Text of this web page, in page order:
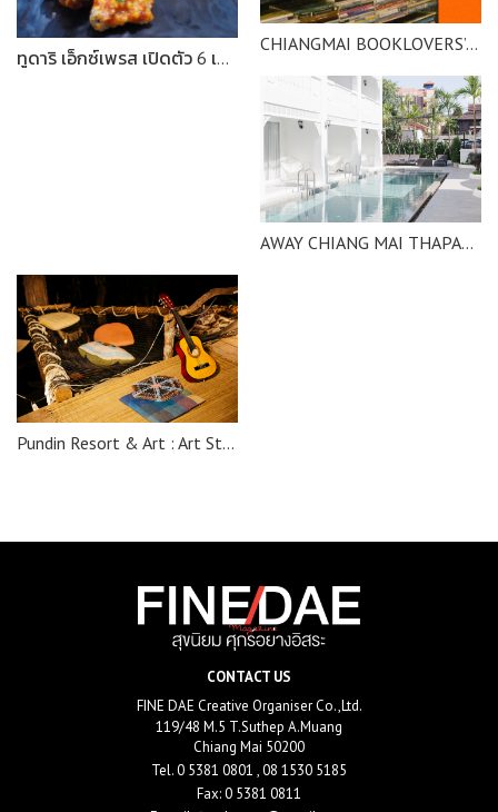
ทูดาริ เอ็กซ์เพรส เปิดตัว 6 เมนูใหม่ ท้าให้ลอง ท้าให้ชิม
CHIANGMAI BOOKLOVERS’ CORNERS
AWAY CHIANG MAI THAPAE RESORT
Pundin Resort & Art : Art Stay
CONTACT US
FINE DAE Creative Organiser Co.,Ltd.
119/48 M.5 T.Suthep A.Muang
Chiang Mai 50200
Tel.0 5381 0801 , 08 1530 5185
Fax: 0 5381 0811